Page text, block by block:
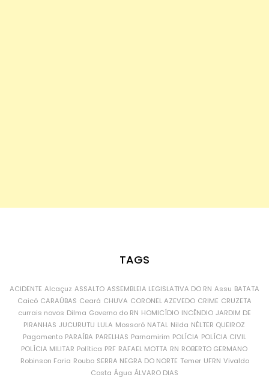
TAGS
ACIDENTE Alcaçuz ASSALTO ASSEMBLEIA LEGISLATIVA DO RN Assu BATATA
Caicó CARAÚBAS Ceará CHUVA CORONEL AZEVEDO CRIME CRUZETA
currais novos Dilma Governo do RN HOMICÍDIO INCÊNDIO JARDIM DE
PIRANHAS JUCURUTU LULA Mossoró NATAL Nilda NÉLTER QUEIROZ
Pagamento PARAÍBA PARELHAS Parnamirim POLÍCIA POLÍCIA CIVIL
POLÍCIA MILITAR Política PRF RAFAEL MOTTA RN ROBERTO GERMANO
Robinson Faria Roubo SERRA NEGRA DO NORTE Temer UFRN Vivaldo
Costa Água ÁLVARO DIAS